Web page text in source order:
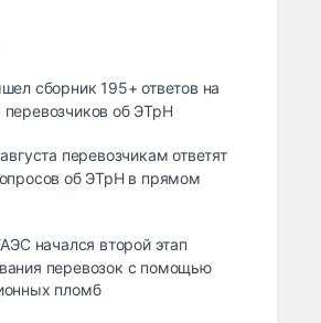
сборник 195+ ответов на
об ЭТрН
перевозчикам ответят
об ЭТрН в прямом
начался второй этап
перевозок с помощью
пломб